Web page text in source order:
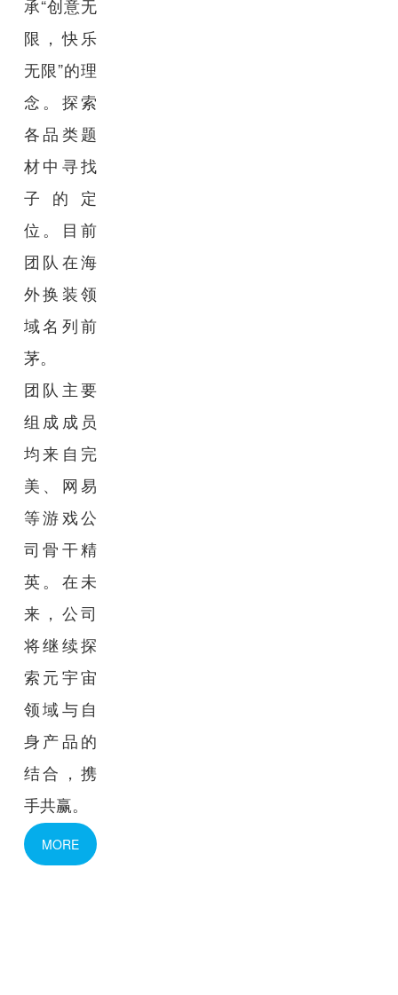
承“创意无
限，快乐
无限”的理
念。探索
各品类题
材中寻找
子的定
位。目前
团队在海
外换装领
域名列前
茅。
团队主要
组成成员
均来自完
美、网易
等游戏公
司骨干精
英。在未
来，公司
将继续探
索元宇宙
领域与自
身产品的
结合，携
手共赢。
MORE